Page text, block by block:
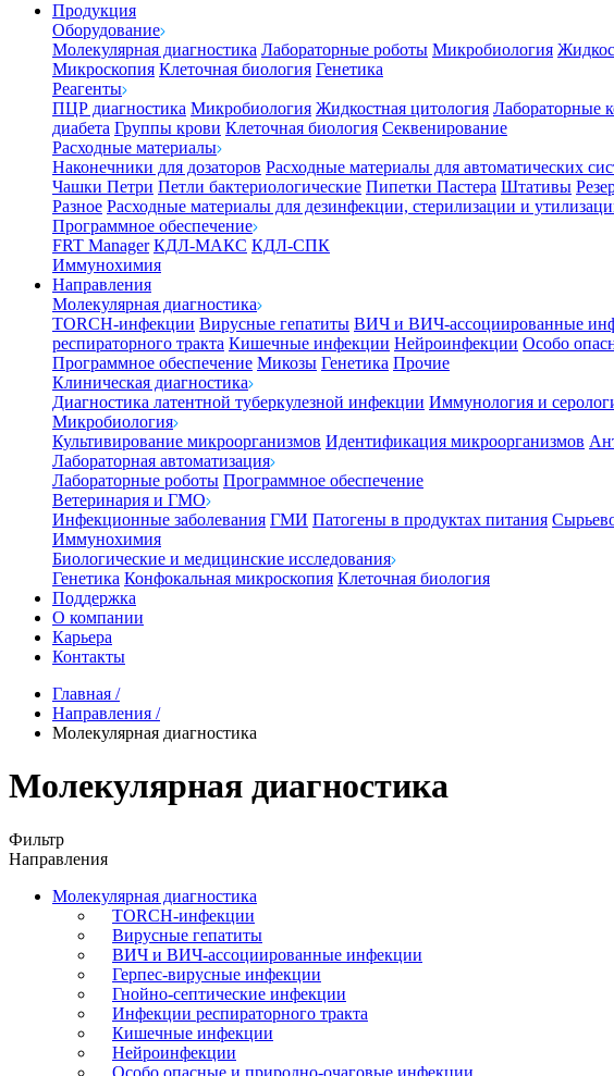
Продукция
Оборудование
Молекулярная диагностика Лабораторные роботы Микробиология
Микроскопия Клеточная биология Генетика
Реагенты
ПЦР диагностика Микробиология Жидкостная цитология Лабораторные
диабета Группы крови Клеточная биология Секвенирование
Расходные материалы
Наконечники для дозаторов Расходные материалы для автоматических
Чашки Петри Петли бактериологические Пипетки Пастера Штативы
Разное Расходные материалы для дезинфекции, стерилизации и
Программное обеспечение
FRT Manager КДЛ-МАКС КДЛ-СПК
Иммунохимия
Направления
Молекулярная диагностика
TORCH-инфекции Вирусные гепатиты ВИЧ и ВИЧ-ассоциированные
респираторного тракта Кишечные инфекции Нейроинфекции Особо
Программное обеспечение Микозы Генетика Прочие
Клиническая диагностика
Диагностика латентной туберкулезной инфекции Иммунология и
Микробиология
Культивирование микроорганизмов Идентификация микроорганизмов
Лабораторная автоматизация
Лабораторные роботы Программное обеспечение
Ветеринария и ГМО
Инфекционные заболевания ГМИ Патогены в продуктах питания
Иммунохимия
Биологические и медицинские исследования
Генетика Конфокальная микроскопия Клеточная биология
Поддержка
О компании
Карьера
Контакты
Главная /
Направления /
Молекулярная диагностика
Молекулярная диагностика
Фильтр
Направления
Молекулярная диагностика
TORCH-инфекции
Вирусные гепатиты
ВИЧ и ВИЧ-ассоциированные инфекции
Герпес-вирусные инфекции
Гнойно-септические инфекции
Инфекции респираторного тракта
Кишечные инфекции
Нейроинфекции
Особо опасные и природно-очаговые инфекции